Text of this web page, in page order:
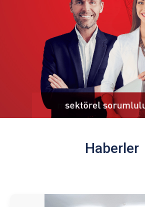
Haberler